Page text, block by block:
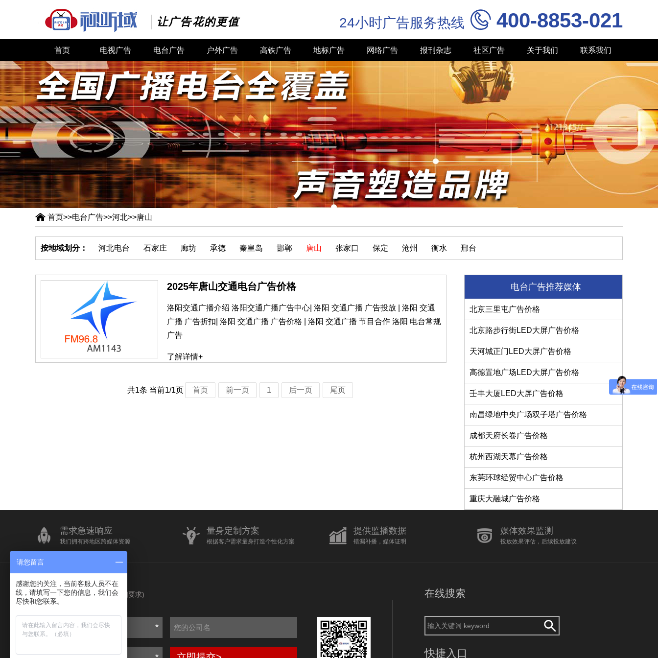
让广告花的更值 24小时广告服务热线  400-8853-021
首页 电视广告 电台广告 户外广告 高铁广告 地标广告 网络广告 报刊杂志 社区广告 关于我们 联系我们
 首页>>电台广告>>河北>>唐山
按地域划分： 河北电台 石家庄 廊坊 承德 秦皇岛 邯郸 唐山 张家口 保定 沧州 衡水 邢台
2025年唐山交通电台广告价格
洛阳交通广播介绍 洛阳交通广播广告中心| 洛阳 交通广播 广告投放 | 洛阳 交通
广播 广告折扣| 洛阳 交通广播 广告价格 | 洛阳 交通广播 节目合作 洛阳 电台常规
广告
了解详情+
共1条 当前1/1页 首页 前一页 1 后一页 尾页
电台广告推荐媒体
北京三里屯广告价格
北京路步行街LED大屏广告价格
天河城正门LED大屏广告价格
高德置地广场LED大屏广告价格
壬丰大厦LED大屏广告价格
南昌绿地中央广场双子塔广告价格
成都天府长卷广告价格
杭州西湖天幕广告价格
东莞环球经贸中心广告价格
重庆大融城广告价格
需求急速响应
我们拥有跨地区跨媒体资源
量身定制方案
根据客户需求量身打造个性化方案
提供监播数据
错漏补播，媒体证明
媒体效果监测
投放效果评估，后续投放建议
我要询价(请输入您的详细要求)
*
在线搜索
快捷入口
请您留言
感谢您的关注，当前客服人员不在
线，请填写一下您的信息，我们会
尽快和您联系。